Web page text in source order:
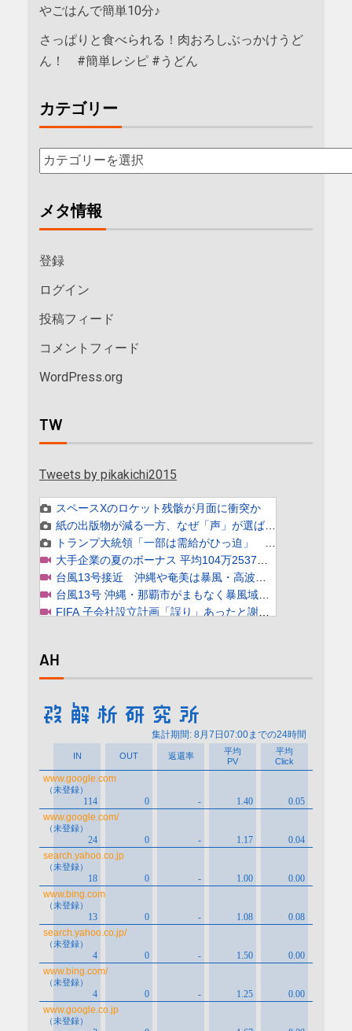
やごはんで簡単10分♪
さっぱりと食べられる！肉おろしぶっかけうど
ん！ #簡単レシピ #うどん
カテゴリー
メタ情報
登録
ログイン
投稿フィード
コメントフィード
WordPress.org
TW
Tweets by pikakichi2015
AH